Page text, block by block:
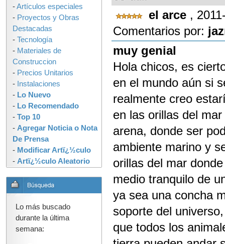
el arce ,
Comentarios por:
muy genial
Hola chicos, es
en el mundo aún si
realmente creo
en las orillas del
arena, donde ser
ambiente marino y
orillas del mar
medio tranquilo de
ya sea una concha
soporte del
que todos los
-Artículos especiales
- Proyectos y Obras
Destacadas
- Tecnología
- Materiales de
Construccion
- Precios Unitarios
- Instalaciones
- Lo Nuevo
- Lo Recomendado
- Top 10
- Agregar Noticia o Nota
De Prensa
- Modificar Artï¿½culo
- Artï¿½culo Aleatorio
Lo más buscado
durante la última
semana: